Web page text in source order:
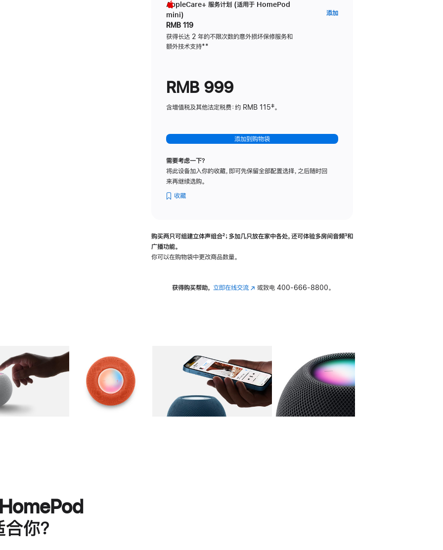
AppleCare+ 服务计划 (适用于 HomePod
mini)
RMB 119
获得长达 2 年的不限次数的意外损坏保修服务和
额外技术支持脚
**
添加AppleCare+
RMB 999
含增值税及其他法定税费：约 RMB 115‡。
添加到购物袋
需要考虑一下？
将此设备加入你的收藏，即可先保留全部配置选择，之后随时回
来再继续选购。
收藏
购买两只可组建立体声组合脚
²；多加几只放在家中各处，还可体验多‍房‍间音频脚
³和
广播功能。
你可以在购物袋中更改商品数量。
获得购买帮助， 立即在线交流(在 或致电 400-666-8800。
图库 图像 图库 图像 图库 图像 4 图库 图像 5
你？